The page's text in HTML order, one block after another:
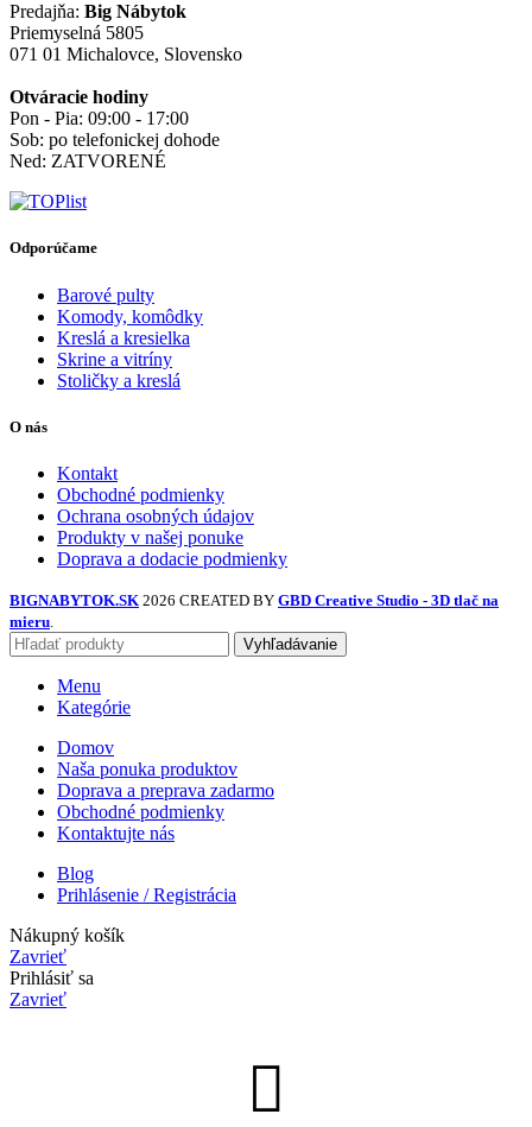
Predajňa: Big Nábytok
Priemyselná 5805
071 01 Michalovce, Slovensko
Otváracie hodiny
Pon - Pia: 09:00 - 17:00
Sob: po telefonickej dohode
Ned: ZATVORENÉ
Odporúčame
Barové pulty
Komody, komôdky
Kreslá a kresielka
Skrine a vitríny
Stoličky a kreslá
O nás
Kontakt
Obchodné podmienky
Ochrana osobných údajov
Produkty v našej ponuke
Doprava a dodacie podmienky
BIGNABYTOK.SK 2026 CREATED BY GBD Creative Studio - 3D tlač na
mieru
Vyhľadávanie
Menu
Kategórie
Domov
Naša ponuka produktov
Doprava a preprava zadarmo
Obchodné podmienky
Kontaktujte nás
Blog
Prihlásenie / Registrácia
Nákupný košík
Zavrieť
Prihlásiť sa
Zavrieť